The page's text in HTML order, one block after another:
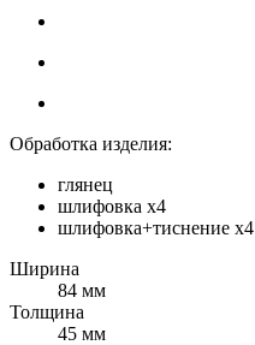
Обработка изделия:
глянец
шлифовка х4
шлифовка+тиснение х4
Ширина
84 мм
Толщина
45 мм